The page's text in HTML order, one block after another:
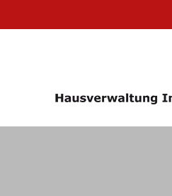
Inhalt